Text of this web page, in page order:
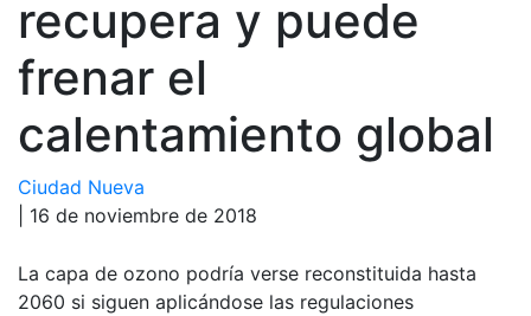
recupera y puede
frenar el
calentamiento global
Ciudad Nueva
| 16 de noviembre de 2018
La capa de ozono podría verse reconstituida hasta
2060 si siguen aplicándose las regulaciones